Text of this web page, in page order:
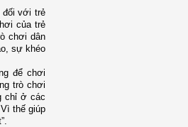
đối với trẻ
của trẻ
chơi dân
sự khéo
để chơi
trò chơi
chỉ ở các
thế giúp